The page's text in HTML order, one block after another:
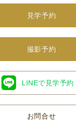
見学予約
撮影予約
LINEで見学予約
お問合せ